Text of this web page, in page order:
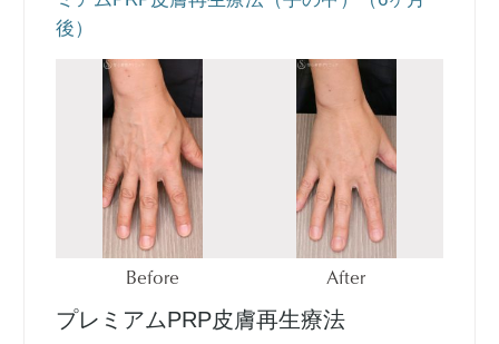
後）
Before After
プレミアムPRP皮膚再生療法